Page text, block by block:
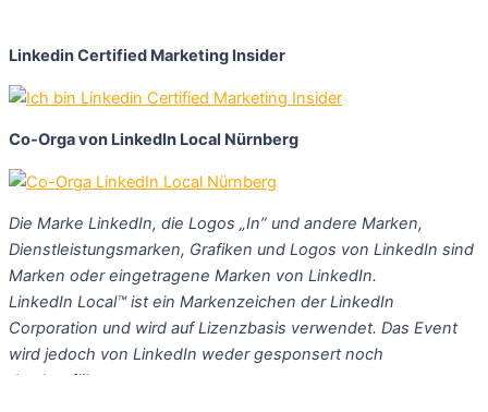
Linkedin Certified Marketing Insider
Co-Orga von LinkedIn Local Nürnberg
Die Marke LinkedIn, die Logos „In” und andere Marken,
Dienstleistungsmarken, Grafiken und Logos von LinkedIn sind
Marken oder eingetragene Marken von LinkedIn.
LinkedIn Local™ ist ein Markenzeichen der LinkedIn
Corporation und wird auf Lizenzbasis verwendet. Das Event
wird jedoch von LinkedIn weder gesponsert noch
durchgeführt.